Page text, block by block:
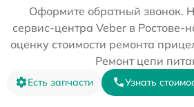
Оформите обратный звонок.
сервис-центра Veber в Ростове-
оценку стоимости ремонта
Ремонт цепи
Есть запчасти Узнать